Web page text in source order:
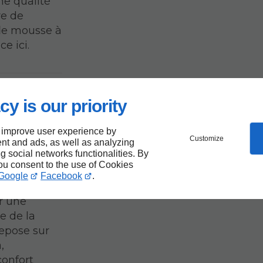
is our priority
user experience by
and ads, as well as analyzing
social networks functionalities. By
consent to the use of Cookies
Facebook .
Customize
de
mousse à
ici.
dans
À
une
de la
sur